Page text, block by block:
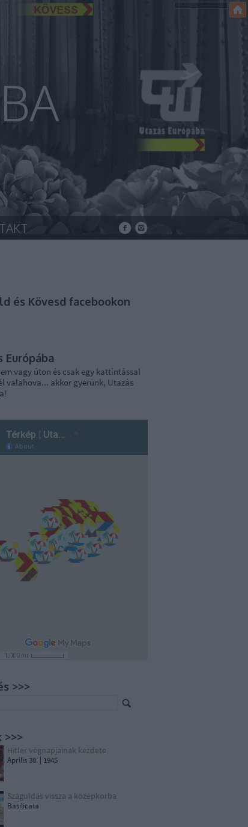
és Kövesd facebookon
Európába
vagy úton és csak egy kattintással
valahova... akkor gyerünk, Utazás
>>>
>>>
Hitler végnapjainak kezdete
Április 30. | 1945
Száguldás vissza a középkorba
Basilicata